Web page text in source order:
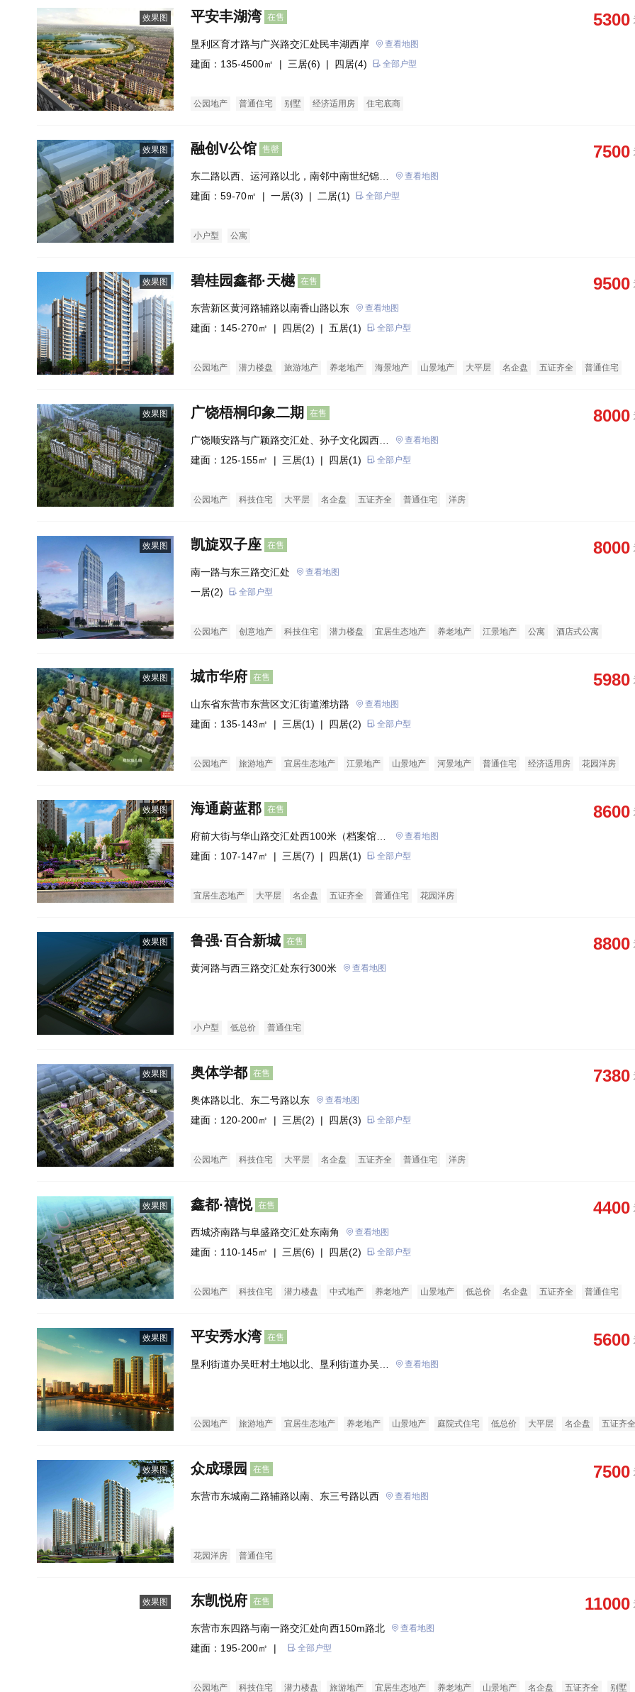
效果图 平安丰湖湾 在售 5300
垦利区育才路与广兴路交汇处民丰湖西岸 查看地图
建面：135-4500㎡ | 三居(6) | 四居(4) 全部户型
公园地产 普通住宅 别墅 经济适用房 住宅底商
效果图 融创V公馆 售罄 7500
东二路以西、运河路以北，南邻中南世纪锦城
50万㎡生活社区
查看地图
建面：59-70㎡ | 一居(3) | 二居(1) 全部户型
小户型 公寓
效果图 碧桂园鑫都·天樾 在售 9500
东营新区黄河路辅路以南香山路以东 查看地图
建面：145-270㎡ | 四居(2) | 五居(1) 全部户型
公园地产 潜力楼盘 旅游地产 养老地产 海景地产 山景地产 大平层 名企盘 五证齐全
普通住宅
效果图 广饶梧桐印象二期 在售 8000
广饶顺安路与广颖路交汇处、孙子文化园西门
北侧
查看地图
建面：125-155㎡ | 三居(1) | 四居(1) 全部户型
公园地产 科技住宅 大平层 名企盘 五证齐全 普通住宅 洋房
效果图 凯旋双子座 在售 8000
南一路与东三路交汇处 查看地图
一居(2) 全部户型
公园地产 创意地产 科技住宅 潜力楼盘 宜居生态地产 养老地产 江景地产 公寓
酒店式公寓
效果图 城市华府 在售 5980
山东省东营市东营区文汇街道潍坊路 查看地图
建面：135-143㎡ | 三居(1) | 四居(2) 全部户型
公园地产 旅游地产 宜居生态地产 江景地产 山景地产 河景地产 普通住宅 经济适用房
花园洋房
效果图 海通蔚蓝郡 在售 8600
府前大街与华山路交汇处西100米（档案馆西
侧）
查看地图
建面：107-147㎡ | 三居(7) | 四居(1) 全部户型
宜居生态地产 大平层 名企盘 五证齐全 普通住宅 花园洋房
效果图 鲁强·百合新城 在售 8800
黄河路与西三路交汇处东行300米 查看地图
小户型 低总价 普通住宅
效果图 奥体学都 在售 7380
奥体路以北、东二号路以东 查看地图
建面：120-200㎡ | 三居(2) | 四居(3) 全部户型
公园地产 科技住宅 大平层 名企盘 五证齐全 普通住宅 洋房
效果图 鑫都·禧悦 在售 4400
西城济南路与阜盛路交汇处东南角 查看地图
建面：110-145㎡ | 三居(6) | 四居(2) 全部户型
公园地产 科技住宅 潜力楼盘 中式地产 养老地产 山景地产 低总价 名企盘 五证齐全
普通住宅
效果图 平安秀水湾 在售 5600
垦利街道办吴旺村土地以北、垦利街道办吴旺
查看地图
公园地产 旅游地产 宜居生态地产 养老地产 山景地产 庭院式住宅 低总价 大平层 名企盘
五证齐全
效果图 众成璟园 在售 7500
东营市东城南二路辅路以南、东三号路以西 查看地图
花园洋房 普通住宅
效果图 东凯悦府 在售 11000
东营市东四路与南一路交汇处向西150m路北 查看地图
建面：195-200㎡ | 全部户型
公园地产 科技住宅 潜力楼盘 旅游地产 宜居生态地产 养老地产 山景地产 名企盘 五证齐全 别墅